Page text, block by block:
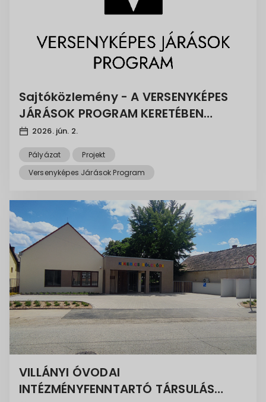
Sajtóközlemény - A VERSENYKÉPES
JÁRÁSOK PROGRAM KERETÉBEN
ELNYERT TÁMOGATÁSOKRÓL
2026. jún. 2.
Pályázat
Projekt
Versenyképes Járások Program
VILLÁNYI ÓVODAI
INTÉZMÉNYFENNTARTÓ TÁRSULÁS